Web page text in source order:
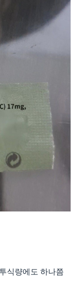
식량에도 하나쯤